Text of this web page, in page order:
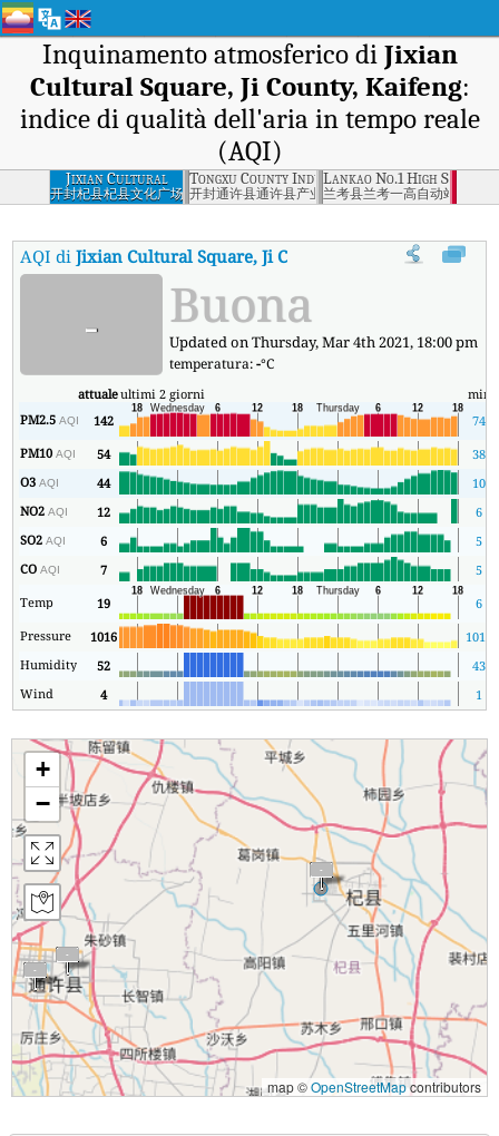
Inquinamento atmosferico di Jixian
Cultural Square, Ji County, Kaifeng:
indice di qualità dell'aria in tempo reale
(AQI)
Jixian Cultural
Square, Ji County,
Kaifeng
开封杞县杞县文化广场
Tongxu County Industrial Zone, Tongxu
开封通许县通许县产业区
Lankao No.1 High School,
兰考县兰考一高自动站
AQI diJixian Cultural Square, Ji County, Kaifeng :Indice di
- Buona
Updated on Thursday, Mar 4th 2021, 18:00 pm
temperatura:-°C
attualeultimi 2 giorni min
PM2.5AQI 142
74
PM10AQI 54
38
O3AQI 44
10
NO2AQI 12
6
SO2AQI 6
5
COAQI 7
5
Temp
19 6
Pressure
1016
1015
Humidity
52 43
Wind
4 1
+
−
map ©OpenStreetMapcontributors